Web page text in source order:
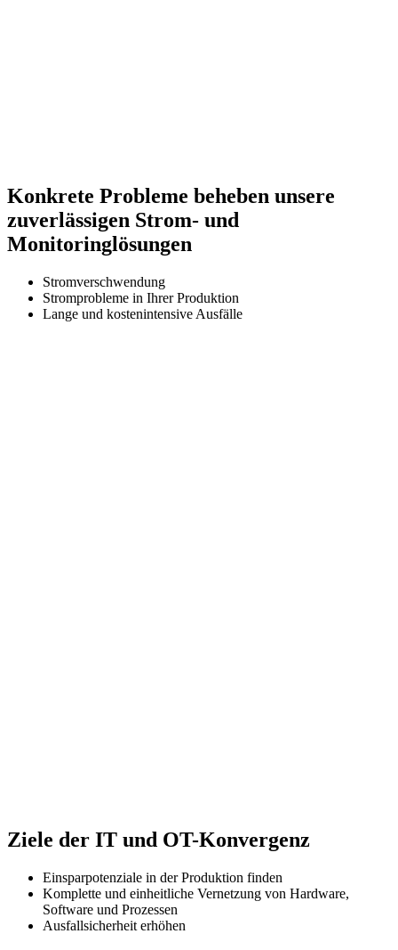
Konkrete Probleme beheben unsere
zuverlässigen Strom- und
Monitoringlösungen
Stromverschwendung
Stromprobleme in Ihrer Produktion
Lange und kostenintensive Ausfälle
Ziele der IT und OT-Konvergenz
Einsparpotenziale in der Produktion finden
Komplette und einheitliche Vernetzung von Hardware,
Software und Prozessen
Ausfallsicherheit erhöhen